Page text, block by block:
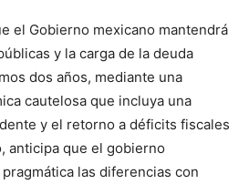
el Gobierno mexicano mantendrá
y la carga de la deuda
dos años, mediante una
cautelosa que incluya una
y el retorno a déficits fiscales
anticipa que el gobierno
las diferencias con